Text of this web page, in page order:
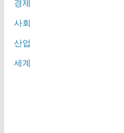
경제
사회
산업
세계